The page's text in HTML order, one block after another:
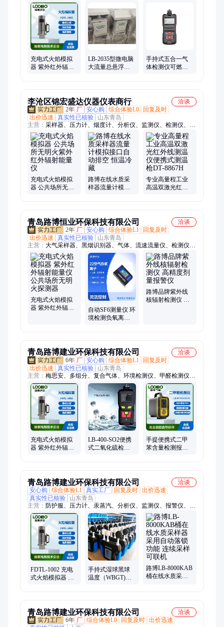
仪、风速仪、室内检测仪器、测定仪、振动检测分析仪、测试
仪、浊度仪、称重系统、甲醛检测、声校准器、酸碱浓度计、流
量计、采样器、消解器、机器人、环保第三方检测、环境检测、
综合采样器、生物安全柜
充电式火焰模拟
器 紫外红外辐射
LB-2035型微电脑
大流量总悬浮颗
手持式五合一气
体检测仪可燃气
李沧区锦宏盛达仪器仪表商行
洽谈
2年 厂 安心购 综合体验L0
回复及时
出价迅速
真实性已核验
山东青岛
主营： 采样器、压力计、烟度计、分析仪、监测仪、检测仪、直
读仪、速测仪、消解仪、报警仪、测油仪、溶解氧仪、水质测定
仪、表面沾污仪、数字风速仪、火焰模拟器、智能采样仪、检测
箱、流量计、传感器、车尾检测、流量校准器、恒温加热器、细
菌培养箱、生物培养箱
充电式火焰模拟
器 公共场所无明
路博在线水质采
样器流量计模拟
专业高量程工业
高温双激光红外
青岛路博恒业环保科技有限公司
洽谈
2年 厂 安心购 综合体验L1
回复及时
出价迅速
真实性已核验
山东青岛
主营： 大气采样器、黑烟识别器、气体、流速流量仪、检测仪、
林格曼黑度仪、数采仪、油气回收检测仪、风速仪、测温仪、测
距仪、辐射仪、油烟检测仪、烟尘烟气分析仪、粉尘仪、重金属
多参数水质检测仪、采样器、生物安全柜、天平、土壤、β射线
扬尘、辐照计、在线自动水质采样器、恒温恒湿称重系统、噪声
计
充电式火焰模拟
器 紫外红外辐射
自动SF6测量仪 环
境检测负氧离子
路博品牌紫外线
核辐射检测仪 高
青岛路博建业环保科技有限公司
洽谈
6年 厂 安心购 综合体验L1
回复及时
出价迅速
真实性已核验
山东青岛
主营： 梅思安、多组分、复合气体、环境检测仪、甲醛检测仪、
烟气分析仪、气体检测仪、红外测温仪、油气回收检测仪、粉尘
采样器、气体探测器、便携式流速、非甲烷总烃
充电式火焰模拟
器 紫外红外辐射
LB-400-SO2便携
式二氧化硫检测
手提便携式二甲
苯含量检测报警
青岛路博建业环保科技有限公司
洽谈
安心购
综合体验L1 真实工厂 回复及时 出价迅速
真实性已核验
山东青岛
主营： 防护服、压力计、汞蒸汽、分析仪、监测仪、报警仪、粉
尘仪、测量仪、水分仪、黑度仪、测温仪、测定仪、速测仪、辐
射仪、测试仪、消解仪、传感器、流量计、采样器、采泥器、风
量罩、机器人、噪音计、防护包、检测箱
FDTL-1002 充电
式火焰模拟器 紫
手持式湿球黑球
温度（WBGT)指
路博LB-8000KAB
桶在线水质采样
青岛路博建业环保科技有限公司
洽谈
6年 厂 综合体验L0 回复及时 出价迅速